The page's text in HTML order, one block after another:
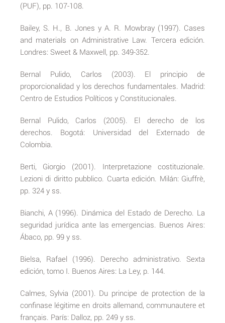
(PUF), pp. 107-108.
Bailey, S. H., B. Jones y A. R. Mowbray (1997). Cases
and materials on Administrative Law. Tercera edición.
Londres: Sweet & Maxwell, pp. 349-352.
Bernal Pulido, Carlos (2003). El principio de
proporcionalidad y los derechos fundamentales. Madrid:
Centro de Estudios Políticos y Constitucionales.
Bernal Pulido, Carlos (2005). El derecho de los
derechos. Bogotá: Universidad del Externado de
Colombia.
Berti, Giorgio (2001). Interpretazione costituzionale.
Lezioni di diritto pubblico. Cuarta edición. Milán: Giuffrè,
pp. 324 y ss.
Bianchi, A (1996). Dinámica del Estado de Derecho. La
seguridad jurídica ante las emergencias. Buenos Aires:
Ábaco, pp. 99 y ss.
Bielsa, Rafael (1996). Derecho administrativo. Sexta
edición, tomo I. Buenos Aires: La Ley, p. 144.
Calmes, Sylvia (2001). Du principe de protection de la
confinase légitime en droits allemand, communautere et
français. París: Dalloz, pp. 249 y ss.